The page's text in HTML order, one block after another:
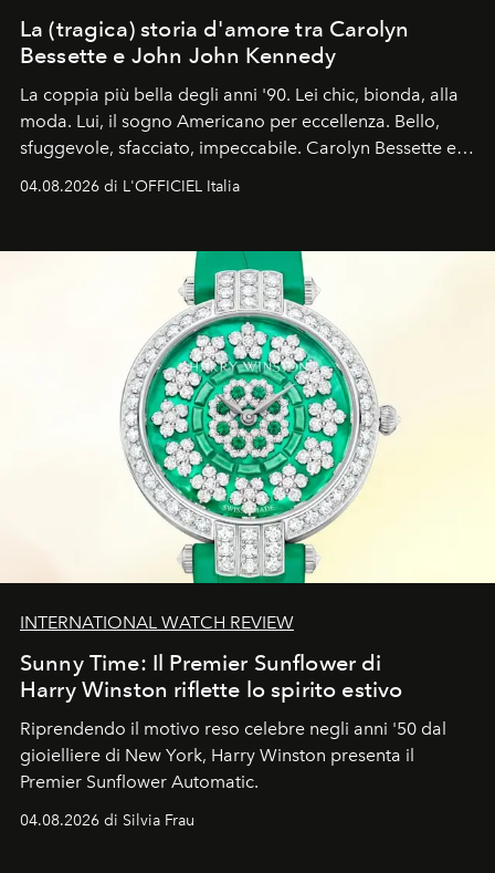
La (tragica) storia d'amore tra Carolyn
Bessette e John John Kennedy
La coppia più bella degli anni '90. Lei chic, bionda, alla
moda. Lui, il sogno Americano per eccellenza. Bello,
sfuggevole, sfacciato, impeccabile. Carolyn Bessette e
04.08.2026 di L'OFFICIEL Italia
INTERNATIONAL WATCH REVIEW
Sunny Time: Il Premier Sunflower di
Harry Winston riflette lo spirito estivo
Riprendendo il motivo reso celebre negli anni '50 dal
gioielliere di New York, Harry Winston presenta il
Premier Sunflower Automatic.
04.08.2026 di Silvia Frau